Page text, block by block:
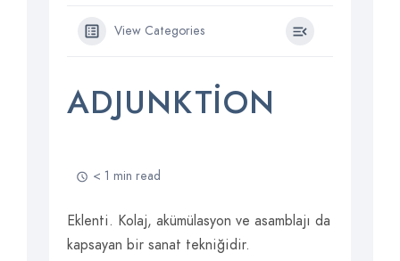
View Categories
ADJUNKTION
< 1 min read
Eklenti. Kolaj, akümülasyon ve asamblajı da
kapsayan bir sanat tekniğidir.